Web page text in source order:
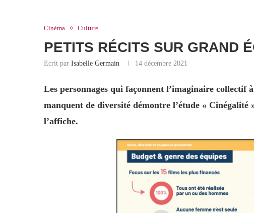
Cinéma Culture
PETITS RÉCITS SUR GRAND
Ecrit par Isabelle Germain 14 décembre 2021
Les personnages qui façonnent l’imaginaire
manquent de diversité démontre l’étude « Cinégalité
l’affiche.